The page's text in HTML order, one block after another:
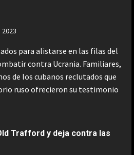
para alistarse en las filas del
contra Ucrania. Familiares,
de los cubanos reclutados que
ruso ofrecieron su testimonio
Trafford y deja contra las